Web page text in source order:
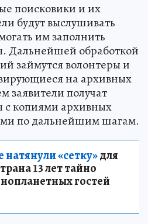
поисковики и их
будут выслушивать
им заполнить
Дальнейшей обработкой
займутся волонтеры и
на архивных
заявители получат
с копиями архивных
по дальнейшим шагам.
«сетку»для
13 лет тайно
гостей